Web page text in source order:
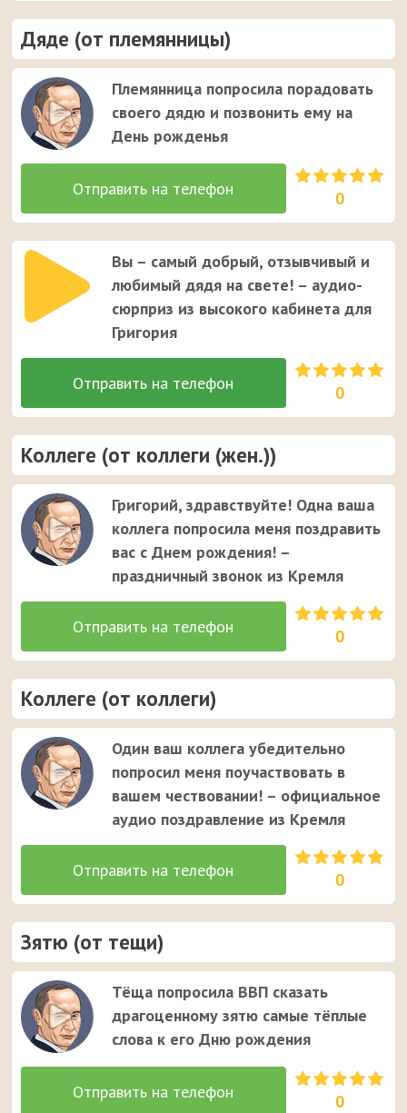
Дяде (от племянницы)
Племянница попросила порадовать
своего дядю и позвонить ему на
День рожденья
0
Вы – самый добрый, отзывчивый и
любимый дядя на свете! – аудио-
сюрприз из высокого кабинета для
Григория
0
Коллеге (от коллеги (жен.))
Григорий, здравствуйте! Одна ваша
коллега попросила меня поздравить
вас с Днем рождения! –
праздничный звонок из Кремля
0
Коллеге (от коллеги)
Один ваш коллега убедительно
попросил меня поучаствовать в
вашем чествовании! – официальное
аудио поздравление из Кремля
0
Зятю (от тещи)
Тёща попросила ВВП сказать
драгоценному зятю самые тёплые
слова к его Дню рождения
0